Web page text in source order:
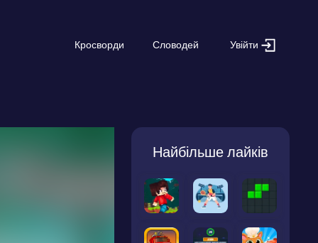
Кросворди Словодей Увійти
Найбільше лайків